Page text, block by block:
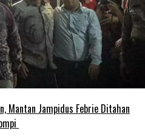
Mantan Jampidus Febrie Ditahan